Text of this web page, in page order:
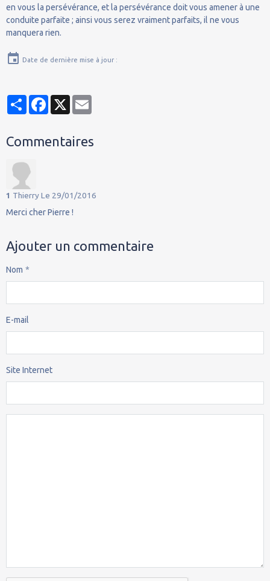
en vous la persévérance, et la persévérance doit vous amener à une
conduite parfaite ; ainsi vous serez vraiment parfaits, il ne vous
manquera rien.
Date de dernière mise à jour :
PartagerFacebook
X
Commentaires
1 ThierryLe 29/01/2016
Merci cher Pierre !
Ajouter un commentaire
Nom
E-mail
Site Internet